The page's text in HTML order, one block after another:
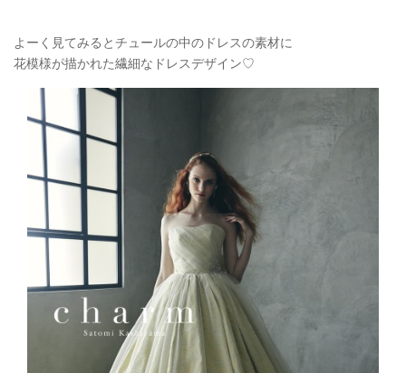
よーく見てみるとチュールの中のドレスの素材に
花模様が描かれた繊細なドレスデザイン♡